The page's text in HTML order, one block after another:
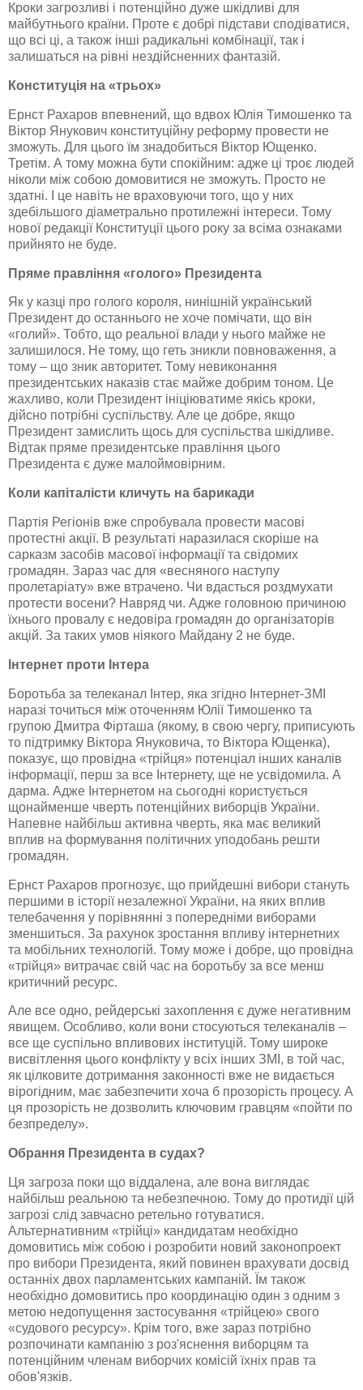
Кроки загрозливі і потенційно дуже шкідливі для
майбутнього країни. Проте є добрі підстави сподіватися,
що всі ці, а також інші радикальні комбінації, так і
залишаться на рівні нездійсненних фантазій.
Конституція на «трьох»
Ернст Рахаров впевнений, що вдвох Юлія Тимошенко та
Віктор Янукович конституційну реформу провести не
зможуть. Для цього їм знадобиться Віктор Ющенко.
Третім. А тому можна бути спокійним: адже ці троє людей
ніколи між собою домовитися не зможуть. Просто не
здатні. І це навіть не враховуючи того, що у них
здебільшого діаметрально протилежні інтереси. Тому
нової редакції Конституції цього року за всіма ознаками
прийнято не буде.
Пряме правління «голого» Президента
Як у казці про голого короля, нинішній український
Президент до останнього не хоче помічати, що він
«голий». Тобто, що реальної влади у нього майже не
залишилося. Не тому, що геть зникли повноваження, а
тому – що зник авторитет. Тому невиконання
президентських наказів стає майже добрим тоном. Це
жахливо, коли Президент ініціюватиме якісь кроки,
дійсно потрібні суспільству. Але це добре, якщо
Президент замислить щось для суспільства шкідливе.
Відтак пряме президентське правління цього
Президента є дуже малоймовірним.
Коли капіталісти кличуть на барикади
Партія Регіонів вже спробувала провести масові
протестні акції. В результаті наразилася скоріше на
сарказм засобів масової інформації та свідомих
громадян. Зараз час для «весняного наступу
пролетаріату» вже втрачено. Чи вдасться роздмухати
протести восени? Навряд чи. Адже головною причиною
їхнього провалу є недовіра громадян до організаторів
акцій. За таких умов ніякого Майдану 2 не буде.
Інтернет проти Інтера
Боротьба за телеканал Інтер, яка згідно Інтернет-ЗМІ
наразі точиться між оточенням Юлії Тимошенко та
групою Дмитра Фірташа (якому, в свою чергу, приписують
то підтримку Віктора Януковича, то Віктора Ющенка),
показує, що провідна «трійця» потенціал інших каналів
інформації, перш за все Інтернету, ще не усвідомила. А
дарма. Адже Інтернетом на сьогодні користується
щонайменше чверть потенційних виборців України.
Напевне найбільш активна чверть, яка має великий
вплив на формування політичних уподобань решти
громадян.
Ернст Рахаров прогнозує, що прийдешні вибори стануть
першими в історії незалежної України, на яких вплив
телебачення у порівнянні з попередніми виборами
зменшиться. За рахунок зростання впливу інтернетних
та мобільних технологій. Тому може і добре, що провідна
«трійця» витрачає свій час на боротьбу за все менш
критичний ресурс.
Але все одно, рейдерські захоплення є дуже негативним
явищем. Особливо, коли вони стосуються телеканалів –
все ще суспільно впливових інституцій. Тому широке
висвітлення цього конфлікту у всіх інших ЗМІ, в той час,
як цілковите дотримання законності вже не видається
вірогідним, має забезпечити хоча б прозорість процесу. А
ця прозорість не дозволить ключовим гравцям «пойти по
безпределу».
Обрання Президента в судах?
Ця загроза поки що віддалена, але вона виглядає
найбільш реальною та небезпечною. Тому до протидії цій
загрозі слід завчасно ретельно готуватися.
Альтернативним «трійці» кандидатам необхідно
домовитись між собою і розробити новий законопроект
про вибори Президента, який повинен врахувати досвід
останніх двох парламентських кампаній. Їм також
необхідно домовитись про координацію один з одним з
метою недопущення застосування «трійцею» свого
«судового ресурсу». Крім того, вже зараз потрібно
розпочинати кампанію з роз'яснення виборцям та
потенційним членам виборчих комісій їхніх прав та
обов'язків.